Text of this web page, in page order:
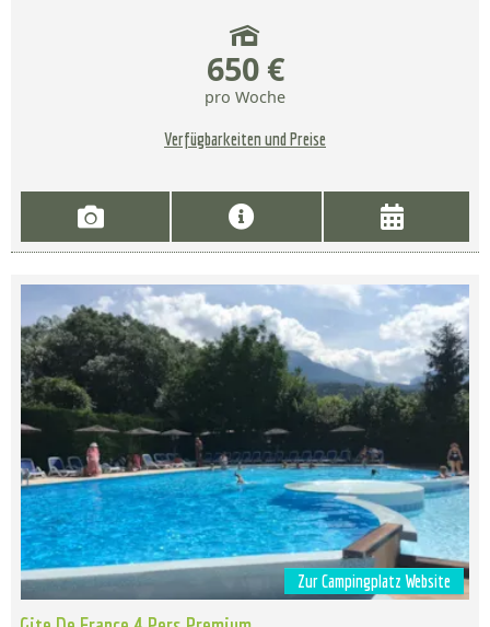
650 €
pro Woche
Verfügbarkeiten und Preise
Zur Campingplatz Website